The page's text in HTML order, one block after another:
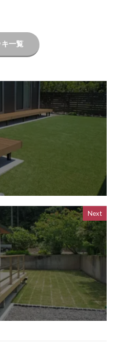
キ一覧
Next
ラフィーネ門扉
LIXIL 切文字サイン
機能門柱FW
き門扉AB
クエア
S
ライト
ート
OnlyOne クーリエ
シャーポ
トランスユニット
ボーノ
フロントネームプレート
レクト
OnlyOne ティンバー